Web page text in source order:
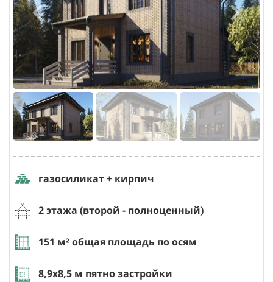
газосиликат + кирпич
2 этажа (второй - полноценный)
151 м² общая площадь по осям
8,9х8,5 м пятно застройки